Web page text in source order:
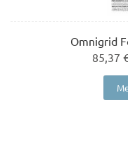
Omnigrid
85,37